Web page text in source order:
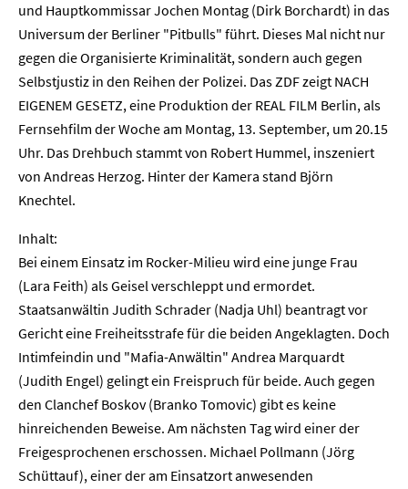
und Hauptkommissar Jochen Montag (Dirk Borchardt) in das
Universum der Berliner "Pitbulls" führt. Dieses Mal nicht nur
gegen die Organisierte Kriminalität, sondern auch gegen
Selbstjustiz in den Reihen der Polizei. Das ZDF zeigt NACH
EIGENEM GESETZ, eine Produktion der REAL FILM Berlin, als
Fernsehfilm der Woche am Montag, 13. September, um 20.15
Uhr. Das Drehbuch stammt von Robert Hummel, inszeniert
von Andreas Herzog. Hinter der Kamera stand Björn
Knechtel.
Inhalt:
Bei einem Einsatz im Rocker-Milieu wird eine junge Frau
(Lara Feith) als Geisel verschleppt und ermordet.
Staatsanwältin Judith Schrader (Nadja Uhl) beantragt vor
Gericht eine Freiheitsstrafe für die beiden Angeklagten. Doch
Intimfeindin und "Mafia-Anwältin" Andrea Marquardt
(Judith Engel) gelingt ein Freispruch für beide. Auch gegen
den Clanchef Boskov (Branko Tomovic) gibt es keine
hinreichenden Beweise. Am nächsten Tag wird einer der
Freigesprochenen erschossen. Michael Pollmann (Jörg
Schüttauf), einer der am Einsatzort anwesenden